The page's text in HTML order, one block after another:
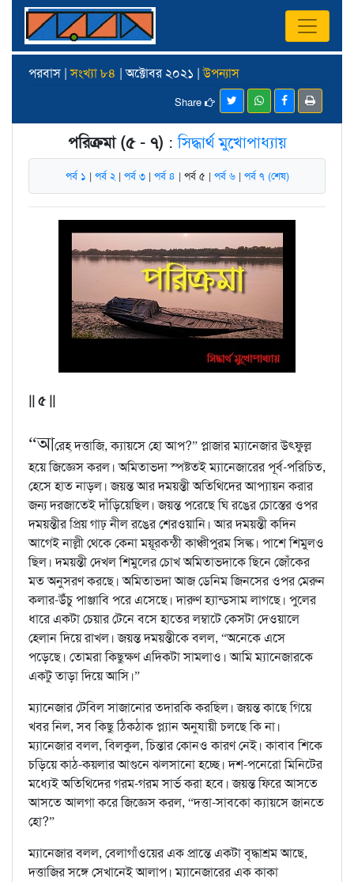
পরবাস |সংখ্যা ৮৪ | অক্টোবর ২০২১ |উপন্যাস
Share
পরিক্রমা (৫ - ৭) :সিদ্ধার্থ মুখোপাধ্যায়
পর্ব ১ | পর্ব ২ | পর্ব ৩| পর্ব ৪ | পর্ব ৫ | পর্ব ৬| পর্ব ৭ (শেষ)
|| ৫ ||
“আরেহ্ দত্তাজি, ক্যায়সে হো আপ?” প্লাজার ম্যানেজার উৎফুল্ল
হয়ে জিজ্ঞেস করল। অমিতাভদা স্পষ্টতই ম্যানেজারের পূর্ব-পরিচিত,
হেসে হাত নাড়ল। জয়ন্ত আর দময়ন্তী অতিথিদের আপ্যায়ন করার
জন্য দরজাতেই দাঁড়িয়েছিল। জয়ন্ত পরেছে ঘি রঙের চোস্তের ওপর
দময়ন্তীর প্রিয় গাঢ় নীল রঙের শেরওয়ানি। আর দময়ন্তী কদিন
আগেই নাল্লী থেকে কেনা ময়ূরকন্ঠী কাঞ্চীপুরম সিল্ক। পাশে শিমুলও
ছিল। দময়ন্তী দেখল শিমুলের চোখ অমিতাভদাকে ছিনে জোঁকের
মত অনুসরণ করছে। অমিতাভদা আজ ডেনিম জিনসের ওপর মেরুন
কলার-উঁচু পাঞ্জাবি পরে এসেছে। দারুণ হ্যান্ডসাম লাগছে। পুলের
ধারে একটা চেয়ার টেনে বসে হাতের লম্বাটে কেসটা দেওয়ালে
হেলান দিয়ে রাখল। জয়ন্ত দময়ন্তীকে বলল, “অনেকে এসে
পড়েছে। তোমরা কিছুক্ষণ এদিকটা সামলাও। আমি ম্যানেজারকে
একটু তাড়া দিয়ে আসি।”
ম্যানেজার টেবিল সাজানোর তদারকি করছিল। জয়ন্ত কাছে গিয়ে
খবর নিল, সব কিছু ঠিকঠাক প্ল্যান অনুযায়ী চলছে কি না।
ম্যানেজার বলল, বিলকুল, চিন্তার কোনও কারণ নেই। কাবাব শিকে
চড়িয়ে কাঠ-কয়লার আগুনে ঝলসানো হচ্ছে। দশ-পনেরো মিনিটের
মধ্যেই অতিথিদের গরম-গরম সার্ভ করা হবে। জয়ন্ত ফিরে আসতে
আসতে আলগা করে জিজ্ঞেস করল, “দত্তা-সাবকো ক্যায়সে জানতে
হো?”
ম্যানেজার বলল, বেলাগাঁওয়ের এক প্রান্তে একটা বৃদ্ধাশ্রম আছে,
দত্তাজির সঙ্গে সেখানেই আলাপ। ম্যানেজারের এক কাকা